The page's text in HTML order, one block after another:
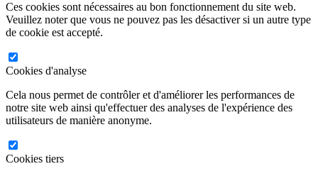
Ces cookies sont nécessaires au bon fonctionnement du site web.
Veuillez noter que vous ne pouvez pas les désactiver si un autre type
de cookie est accepté.
Cookies d'analyse
Cela nous permet de contrôler et d'améliorer les performances de
notre site web ainsi qu'effectuer des analyses de l'expérience des
utilisateurs de manière anonyme.
Cookies tiers